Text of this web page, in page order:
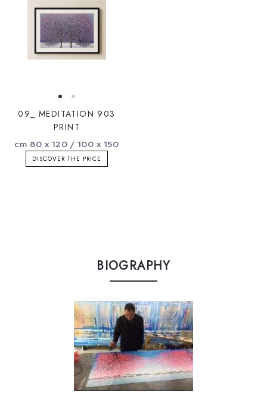
09_ MEDITATION 903
PRINT
cm 80 x 120 / 100 x 150
DISCOVER THE PRICE
BIOGRAPHY